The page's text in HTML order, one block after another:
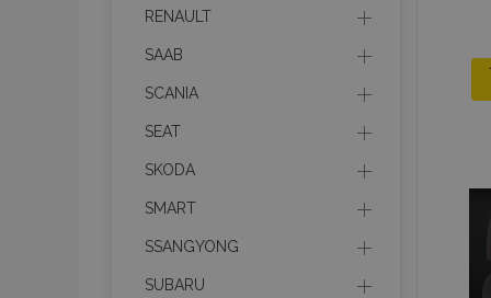
RENAULT
SAAB
SCANIA
SEAT
SKODA
SMART
SSANGYONG
SUBARU
mage-translation-